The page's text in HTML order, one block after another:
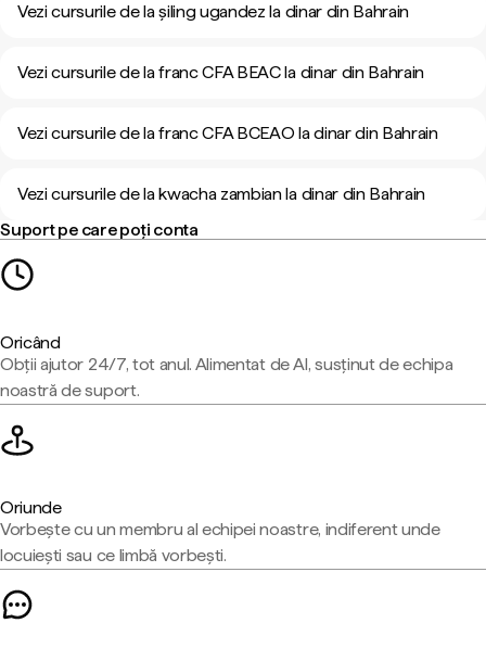
Vezi cursurile de la șiling ugandez la dinar din Bahrain
Vezi cursurile de la franc CFA BEAC la dinar din Bahrain
Vezi cursurile de la franc CFA BCEAO la dinar din Bahrain
Vezi cursurile de la kwacha zambian la dinar din Bahrain
Suport pe care poți conta
Oricând
Obții ajutor 24/7, tot anul. Alimentat de AI, susținut de echipa
noastră de suport.
Oriunde
Vorbește cu un membru al echipei noastre, indiferent unde
locuiești sau ce limbă vorbești.